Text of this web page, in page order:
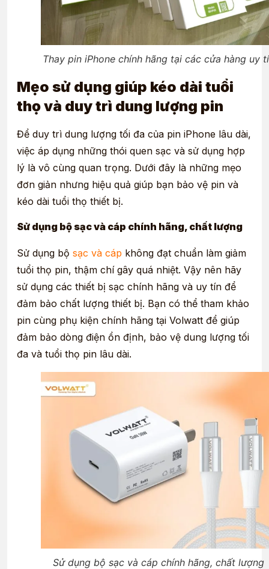
Thay pin iPhone chính hãng tại các cửa hàng uy
Mẹo sử dụng giúp kéo dài tuổi
thọ và duy trì dung lượng pin
Để duy trì dung lượng tối đa của pin iPhone lâu dài,
việc áp dụng những thói quen sạc và sử dụng hợp
lý là vô cùng quan trọng. Dưới đây là những mẹo
đơn giản nhưng hiệu quả giúp bạn bảo vệ pin và
kéo dài tuổi thọ thiết bị.
Sử dụng bộ sạc và cáp chính hãng, chất lượng
Sử dụng bộ sạc và cáp không đạt chuẩn làm giảm
tuổi thọ pin, thậm chí gây quá nhiệt. Vậy nên hãy
sử dụng các thiết bị sạc chính hãng và uy tín để
đảm bảo chất lượng thiết bị. Bạn có thể tham khảo
pin cùng phụ kiện chính hãng tại Volwatt để giúp
đảm bảo dòng điện ổn định, bảo vệ dung lượng tối
đa và tuổi thọ pin lâu dài.
Sử dụng bộ sạc và cáp chính hãng, chất lượng